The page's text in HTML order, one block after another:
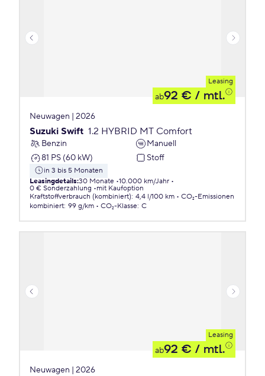
Leasing
ab92 € / mtl.
Neuwagen | 2026
Suzuki Swift 1.2 HYBRID MT Comfort
Benzin
Manuell
81 PS (60 kW)
Stoff
in 3 bis 5 Monaten
Leasingdetails:30 Monate 10.000 km/Jahr
0 € Sonderzahlung
mit Kaufoption
Kraftstoffverbrauch (kombiniert): 4,4 l/100 km
CO₂-Emissionen
kombiniert: 99 g/km CO₂-Klasse: C
Leasing
ab92 € / mtl.
Neuwagen | 2026